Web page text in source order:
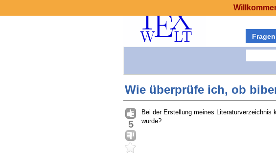
Fragen
Wie überprüfe ich, ob
5
Bei der Erstellung meines
wurde?